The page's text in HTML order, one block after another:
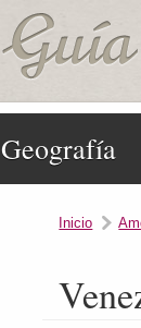
Geografía
Inicio